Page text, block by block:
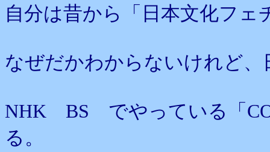
自分は昔から「日本文化フェ
なぜだかわからないけれど、
NHK BS でやっている「
る。